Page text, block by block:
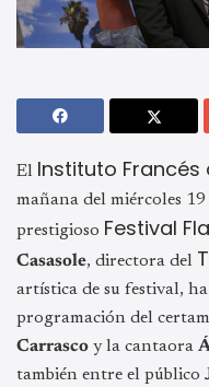
El Instituto Francés
mañana del miércoles
prestigioso Festival
Casasole, directora del
artística de su festival,
programación del
Carrasco y la cantaora
también entre el público